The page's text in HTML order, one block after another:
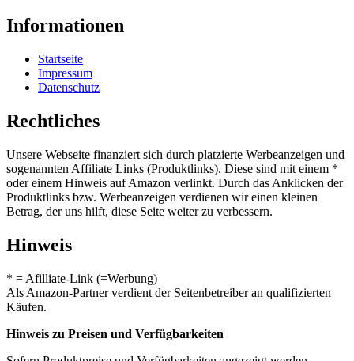
Informationen
Startseite
Impressum
Datenschutz
Rechtliches
Unsere Webseite finanziert sich durch platzierte Werbeanzeigen und
sogenannten Affiliate Links (Produktlinks). Diese sind mit einem *
oder einem Hinweis auf Amazon verlinkt. Durch das Anklicken der
Produktlinks bzw. Werbeanzeigen verdienen wir einen kleinen
Betrag, der uns hilft, diese Seite weiter zu verbessern.
Hinweis
* = Afilliate-Link (=Werbung)
Als Amazon-Partner verdient der Seitenbetreiber an qualifizierten
Käufen.
Hinweis zu Preisen und Verfügbarkeiten